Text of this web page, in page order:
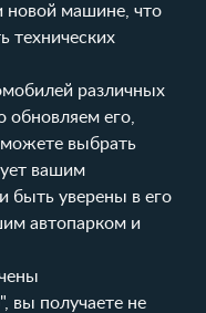
новой машине, что
технических
различных
его,
выбрать
вашим
быть уверены в его
автопарком и
вы получаете не